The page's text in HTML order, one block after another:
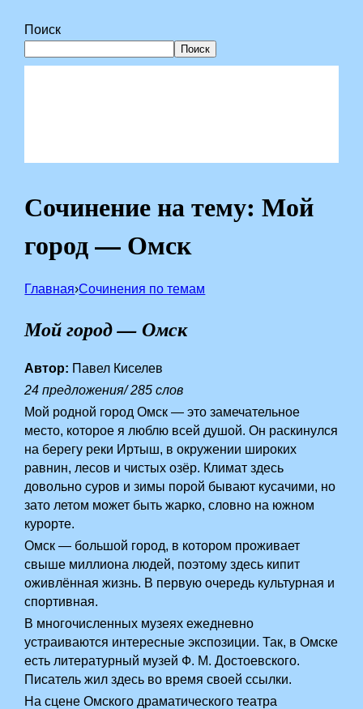
Поиск
Поиск
Сочинение на тему: Мой
город — Омск
Главная›Сочинения по темам
Мой город — Омск
Автор: Павел Киселев
24 предложения/ 285 слов
Мой родной город Омск — это замечательное
место, которое я люблю всей душой. Он раскинулся
на берегу реки Иртыш, в окружении широких
равнин, лесов и чистых озёр. Климат здесь
довольно суров и зимы порой бывают кусачими, но
зато летом может быть жарко, словно на южном
курорте.
Омск — большой город, в котором проживает
свыше миллиона людей, поэтому здесь кипит
оживлённая жизнь. В первую очередь культурная и
спортивная.
В многочисленных музеях ежедневно
устраиваются интересные экспозиции. Так, в Омске
есть литературный музей Ф. М. Достоевского.
Писатель жил здесь во время своей ссылки.
На сцене Омского драматического театра